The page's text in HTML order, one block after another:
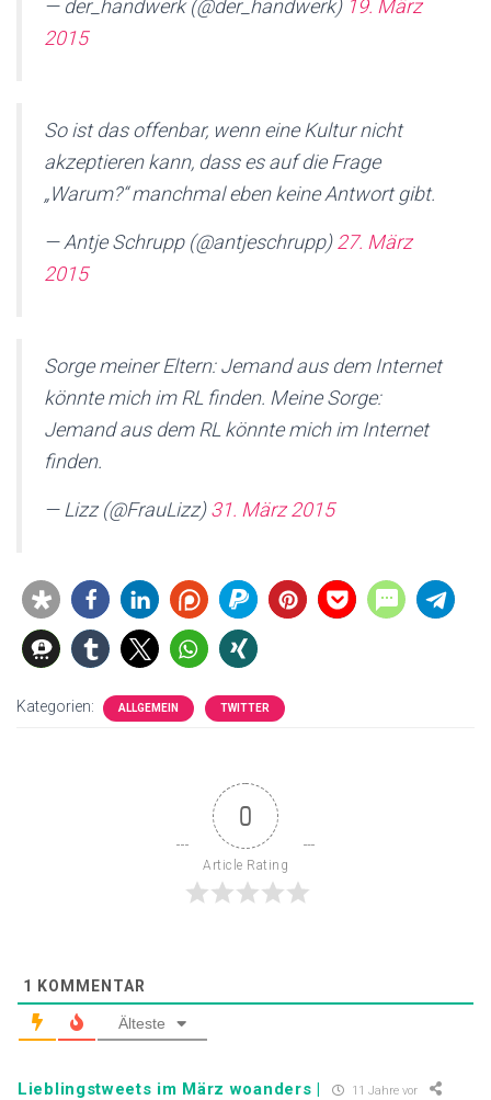
— der_handwerk (@der_handwerk) 19. März
2015
So ist das offenbar, wenn eine Kultur nicht
akzeptieren kann, dass es auf die Frage
„Warum?“ manchmal eben keine Antwort gibt.
— Antje Schrupp (@antjeschrupp) 27. März
2015
Sorge meiner Eltern: Jemand aus dem Internet
könnte mich im RL finden. Meine Sorge:
Jemand aus dem RL könnte mich im Internet
finden.
— Lizz (@FrauLizz)31. März 2015
Kategorien: ALLGEMEIN TWITTER
0
Article Rating
1 KOMMENTAR
Älteste
Lieblingstweets im März woanders | 11 Jahre vor